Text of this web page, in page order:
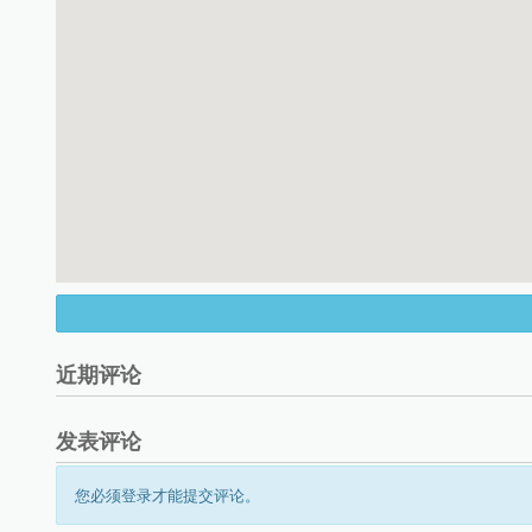
近期评论
发表评论
您必须登录才能提交评论。